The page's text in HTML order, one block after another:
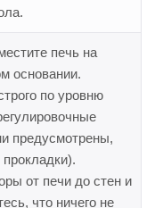
печь на
основании.
по уровню
предусмотрены,
от печи до стен и
что ничего не